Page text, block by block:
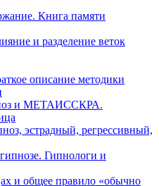
Книга памяти
и разделение веток
описание методики
и МЕТАИССКРА.
эстрадный, регрессивный,
Гипнологи и
и общее правило «обычно